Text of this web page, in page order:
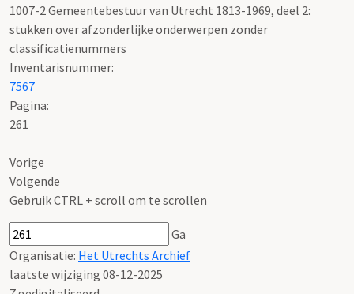
1007-2 Gemeentebestuur van Utrecht 1813-1969, deel 2:
stukken over afzonderlijke onderwerpen zonder
classificatienummers
Inventarisnummer:
7567
Pagina:
261
Vorige
Volgende
Gebruik CTRL + scroll om te scrollen
Ga
Organisatie: Het Utrechts Archief
laatste wijziging 08-12-2025